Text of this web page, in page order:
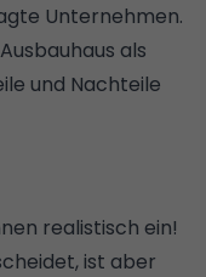
Unternehmen.
Ausbauhaus als
und Nachteile
realistisch ein!
ist aber